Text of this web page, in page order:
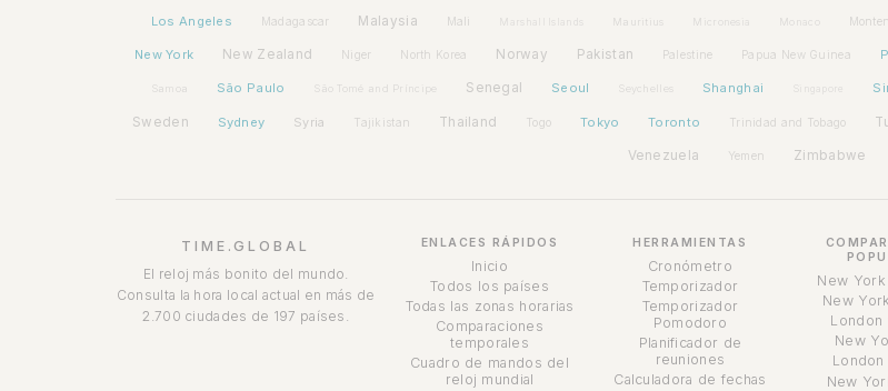
Los Angeles Madagascar Malaysia Mali Mauritius Micronesia Monaco
New York New Zealand Niger North Korea Norway Pakistan Palestine Papua New Guinea
Samoa São Paulo São Tomé and Príncipe Senegal Seoul Seychelles Shanghai
Sweden Sydney Syria Tajikistan Thailand Togo Tokyo Toronto Trinidad and Tobago
Venezuela Yemen Zimbabwe
TIME.GLOBAL
El reloj más bonito del mundo.
Consulta la hora local actual en más de
2.700 ciudades de 197 países.
ENLACES RÁPIDOS
Inicio
Todos los países
Todas las zonas horarias
Comparaciones
temporales
Cuadro de mandos del
reloj mundial
HERRAMIENTAS
Cronómetro
Temporizador
Temporizador
Pomodoro
Planificador de
reuniones
Calculadora de fechas
New
New
London
New
London
New